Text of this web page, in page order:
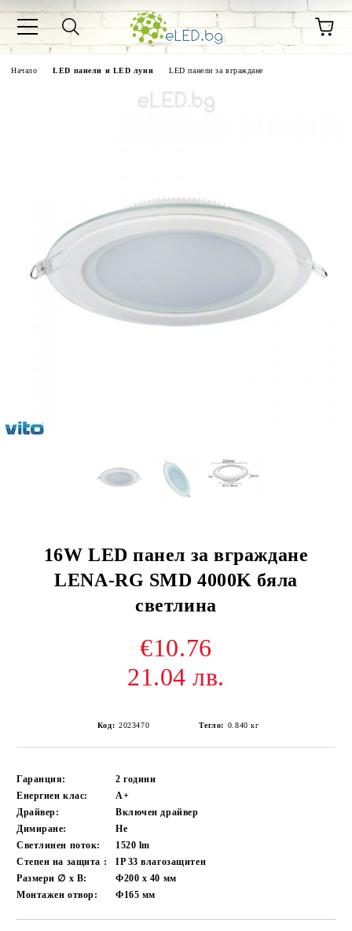
Начало LED панели и LED луни LED панели за вграждане
16W LED панел за вграждане
LENA-RG SMD 4000K бяла
светлина
€10.76
21.04 лв.
Код: 2023470 Тегло: 0.840 кг
Гаранция:
2 години
Енергиен клас:
A+
Драйвер:
Включен драйвер
Димиране:
Не
Светлинен поток:
1520 lm
Степен на защита :
IP 33 влагозащитен
Размери ∅ х В:
Ф200 х 40 мм
Монтажен отвор:
Ф165 мм